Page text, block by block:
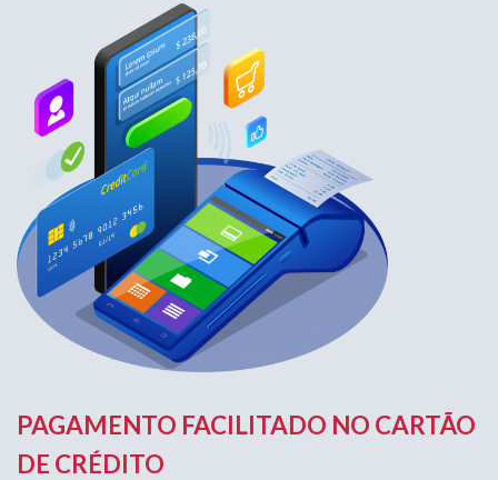
PAGAMENTO FACILITADO NO CARTÃO
DE CRÉDITO